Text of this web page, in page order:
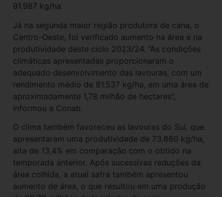
91.987 kg/ha.
Já na segunda maior região produtora de cana, o
Centro-Oeste, foi verificado aumento na área e na
produtividade deste ciclo 2023/24. “As condições
climáticas apresentadas proporcionaram o
adequado desenvolvimento das lavouras, com um
rendimento médio de 81.537 kg/ha, em uma área de
aproximadamente 1,78 milhão de hectares”,
informou a Conab.
O clima também favoreceu as lavouras do Sul, que
apresentaram uma produtividade de 73.860 kg/ha,
alta de 13,4% em comparação com o obtido na
temporada anterior. Após sucessivas reduções da
área colhida, a atual safra também apresentou
aumento de área, o que resultou em uma produção